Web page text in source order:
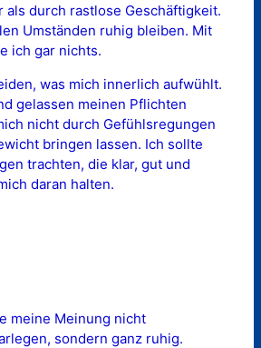
als durch rastlose Geschäftigkeit.
Umständen ruhig bleiben. Mit
ich gar nichts.
was mich innerlich aufwühlt.
gelassen meinen Pflichten
nicht durch Gefühlsregungen
bringen lassen. Ich sollte
trachten, die klar, gut und
daran halten.
meine Meinung nicht
sondern ganz ruhig.